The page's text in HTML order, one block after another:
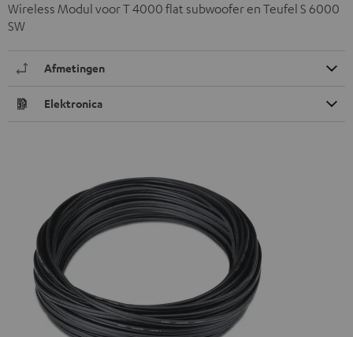
Wireless Modul voor T 4000 flat subwoofer en Teufel S 6000
SW
Afmetingen
Elektronica